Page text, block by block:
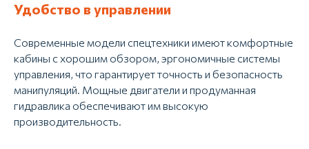
Удобство в управлении
Современные модели спецтехники имеют комфортные
кабины с хорошим обзором, эргономичные системы
управления, что гарантирует точность и безопасность
манипуляций. Мощные двигатели и продуманная
гидравлика обеспечивают им высокую
производительность.